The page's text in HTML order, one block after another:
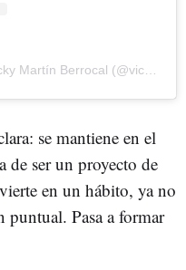
se mantiene en el
de ser un proyecto de
en un hábito, ya no
puntual. Pasa a formar